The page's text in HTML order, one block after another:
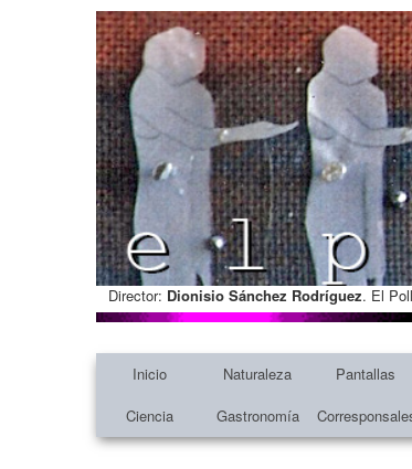
Director: Dionisio Sánchez Rodríguez. El
Inicio Naturaleza Pantallas
Ciencia
Gastronomía